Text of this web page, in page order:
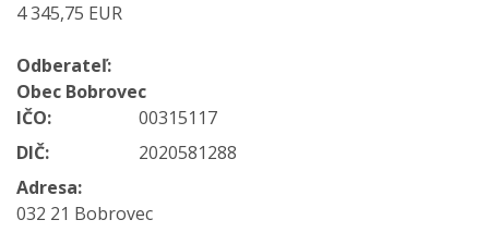
4 345,75 EUR
Odberateľ:
Obec Bobrovec
IČO:
00315117
DIČ:
2020581288
Adresa:
032 21 Bobrovec